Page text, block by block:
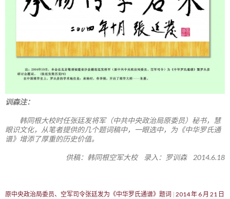
训森注：
韩同根大校时任张廷发将军（中共中央政治局原委员）秘书，慧
眼识文化，从笔者提供的几个题词稿中，一眼选中，为《中华罗氏通
谱》增添了厚重的历史价值。
供稿：韩同根空军大校 录入：罗训森 2014.6.18
原中央政治局委员、空军司令张廷发为《中华罗氏通谱》题词 2014 年 6 月 21 日